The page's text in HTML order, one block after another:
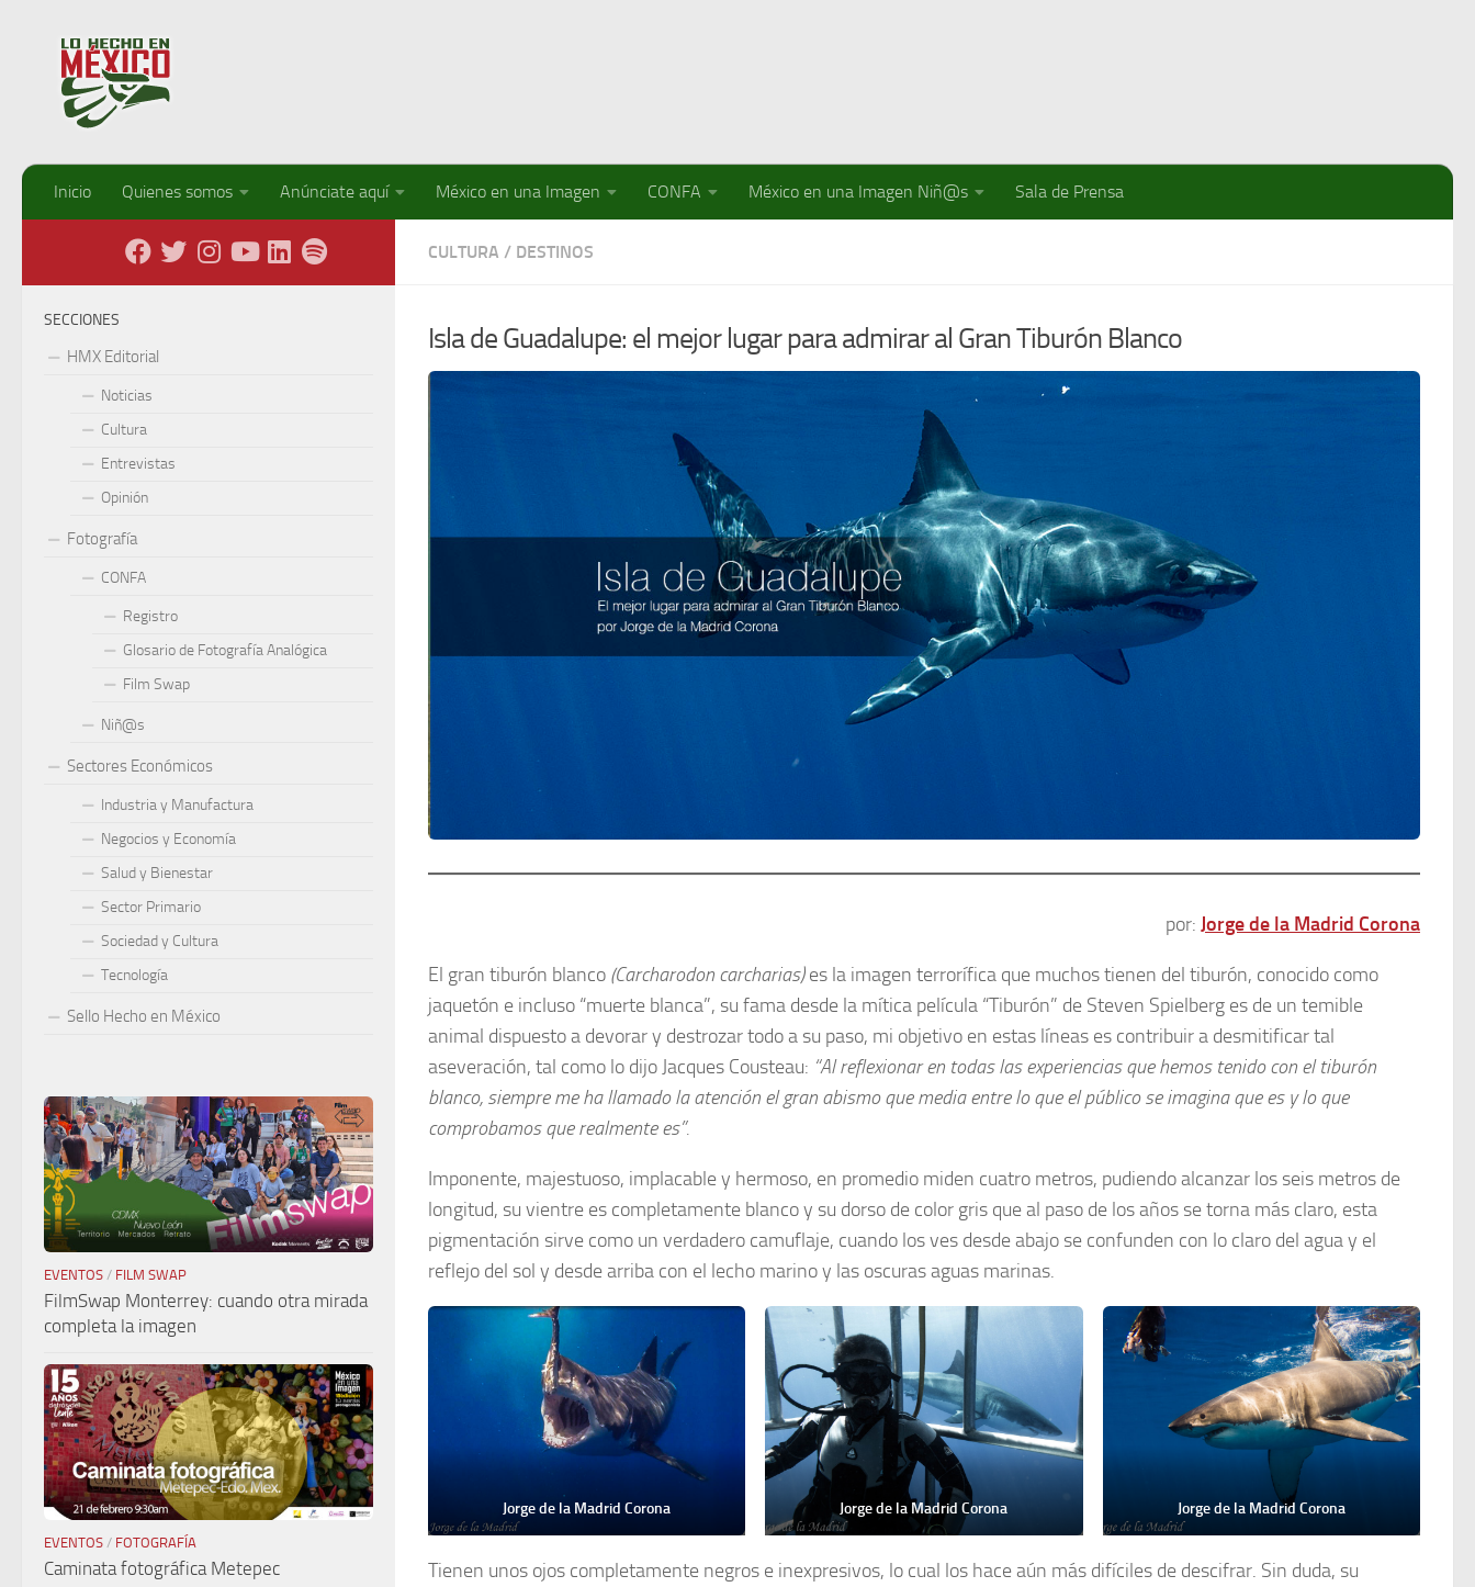
Inicio Quienes somos Anúnciate aquí México en una Imagen CONFA México en una Imagen Niñ@s Sala de Prensa
CULTURA / DESTINOS
Isla de Guadalupe: el mejor lugar para admirar al Gran Tiburón Blanco
por: Jorge de la Madrid Corona
El gran tiburón blanco (Carcharodon carcharias)es la imagen terrorífica que muchos tienen del tiburón, conocido como
jaquetón e incluso “muerte blanca”, su fama desde la mítica película “Tiburón” de Steven Spielberg es de un temible
animal dispuesto a devorar y destrozar todo a su paso, mi objetivo en estas líneas es contribuir a desmitificar tal
aseveración, tal como lo dijo Jacques Cousteau: “Al reflexionar en todas las experiencias que hemos tenido con el tiburón
blanco, siempre me ha llamado la atención el gran abismo que media entre lo que el público se imagina que es y lo que
comprobamos que realmente es”.
Imponente, majestuoso, implacable y hermoso, en promedio miden cuatro metros, pudiendo alcanzar los seis metros de
longitud, su vientre es completamente blanco y su dorso de color gris que al paso de los años se torna más claro, esta
pigmentación sirve como un verdadero camuflaje, cuando los ves desde abajo se confunden con lo claro del agua y el
reflejo del sol y desde arriba con el lecho marino y las oscuras aguas marinas.
Jorge de la Madrid Corona Jorge de la Madrid Corona Jorge de la Madrid Corona
Tienen unos ojos completamente negros e inexpresivos, lo cual los hace aún más difíciles de descifrar. Sin duda, su
SECCIONES
HMX Editorial
Noticias
Cultura
Entrevistas
Opinión
Fotografía
CONFA
Registro
Glosario de Fotografía Analógica
Film Swap
Niñ@s
Sectores Económicos
Industria y Manufactura
Negocios y Economía
Salud y Bienestar
Sector Primario
Sociedad y Cultura
Tecnología
Sello Hecho en México
EVENTOS / FILM SWAP
FilmSwap Monterrey: cuando otra mirada
completa la imagen
EVENTOS / FOTOGRAFÍA
Caminata fotográfica Metepec